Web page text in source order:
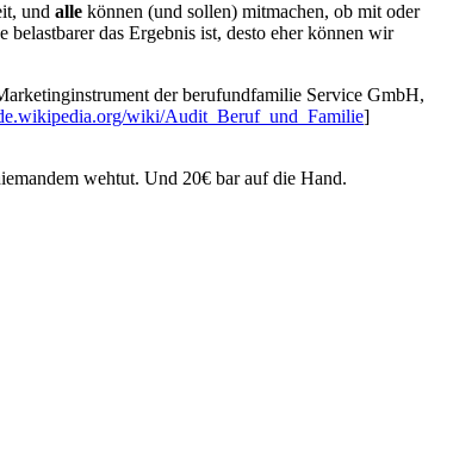
und alle können (und sollen) mitmachen, ob mit oder
das Ergebnis ist, desto eher können wir
der berufundfamilie Service GmbH,
wiki/Audit_Beruf_und_Familie]
wehtut. Und 20€ bar auf die Hand.